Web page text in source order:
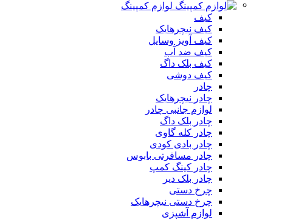
لوازم کمپینگ
کیف
کیف نیچرهایک
کیف آویز وسایل
کیف ضد آب
کیف بلک داگ
کیف دوشی
چادر
چادر نیچرهایک
لوازم جانبی چادر
چادر بلک داگ
چادر کله گاوی
چادر بادی کودی
چادر مسافرتی بابوس
چادر کینگ کمپ
چادر بلک دیر
چرخ دستی
چرخ دستی نیچرهایک
لوازم آشپزی